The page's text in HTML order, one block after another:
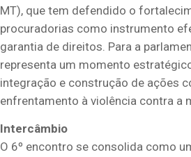
MT), que tem defendido o
procuradorias como instrumento
garantia de direitos. Para a
representa um momento
integração e construção de ações
enfrentamento à violência contra a
Intercâmbio
O 6º encontro se consolida como